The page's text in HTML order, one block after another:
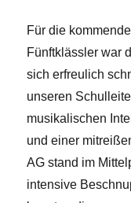
Für die
Fünftklässler war
sich erfreulich
unseren
musikalischen
und einer
AG stand im
intensive